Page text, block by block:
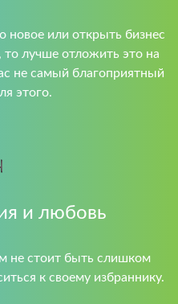
новое или открыть бизнес
то лучше отложить это на
не самый благоприятный
этого.
и любовь
не стоит быть слишком
к своему избраннику.